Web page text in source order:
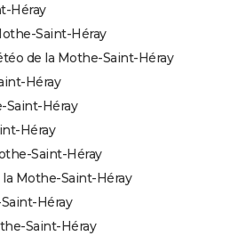
Héray
Saint-Héray
de la Mothe-Saint-Héray
Héray
Saint-Héray
Héray
Saint-Héray
Mothe-Saint-Héray
Héray
Saint-Héray